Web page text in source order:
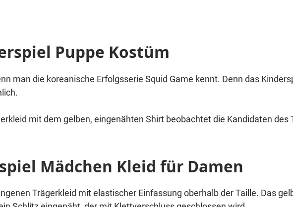
Puppe Kostüm
man die koreanische Erfolgsserie Squid Game kennt. Denn das
mit dem gelben, eingenähten Shirt beobachtet die Kandidaten des Todesspiels
Mädchen Kleid für Damen
Trägerkleid mit elastischer Einfassung oberhalb der Taille. Das